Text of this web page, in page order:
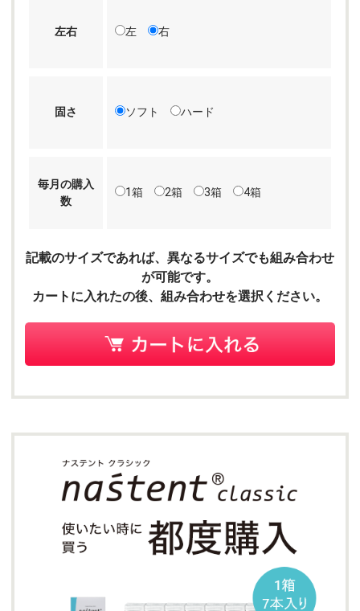
左右 左 右
固さ ソフト ハード
毎月の購入
数
1箱 2箱 3箱 4箱
記載のサイズであれば、異なるサイズでも組み合わせ
が可能です。
カートに入れたの後、組み合わせを選択ください。